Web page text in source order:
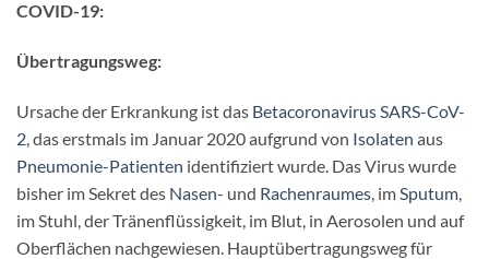
COVID-19:
Übertragungsweg:
Ursache der Erkrankung ist das Betacoronavirus SARS-CoV-
2 , das erstmals im Januar 2020 aufgrund von Isolaten aus
Pneumonie-Patienten identifiziert wurde. Das Virus wurde
bisher im Sekret des Nasen- und Rachenraumes , im Sputum
im Stuhl, der Tränenflüssigkeit, im Blut, in Aerosolen und auf
Oberflächen nachgewiesen. Hauptübertragungsweg für